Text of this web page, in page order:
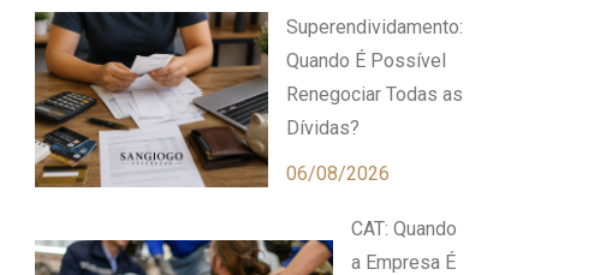
Superendividamento:
Quando É Possível
Renegociar Todas as
Dívidas?
06/08/2026
CAT: Quando
a Empresa É